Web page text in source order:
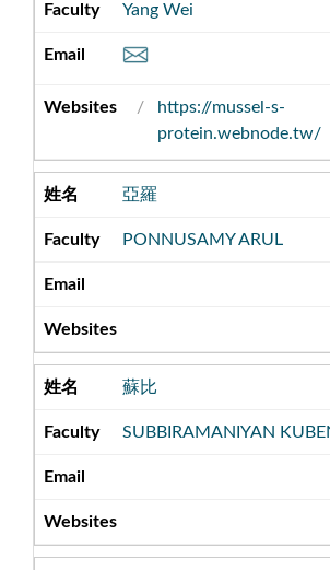
Yang Wei
https://mussel-s-
protein.webnode.tw/
亞羅
PONNUSAMY ARUL
蘇比
SUBBIRAMANIYAN